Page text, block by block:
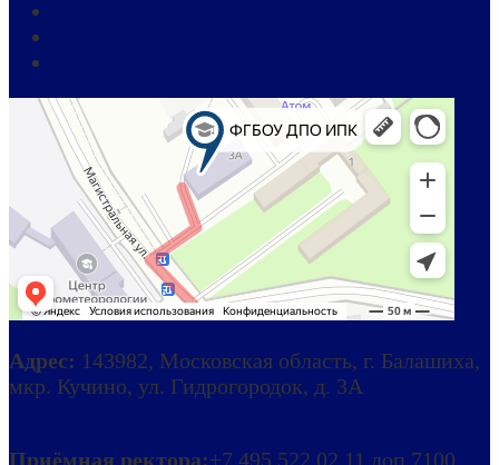
Адрес: 143982, Московская область, г. Балашиха,
мкр. Кучино, ул. Гидрогородок, д. 3А
Приёмная ректора:+7 495 522 02 11 доп.7100